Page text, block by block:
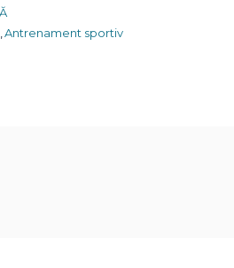
Antrenament sportiv